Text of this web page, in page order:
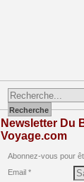
Newsletter Du
Voyage.com
Abonnez-vous pour
Email